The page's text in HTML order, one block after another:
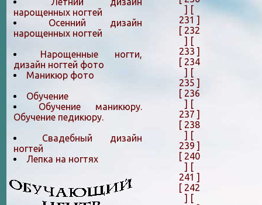
] [
231 ]
[ 232
] [
233 ]
[ 234
] [
235 ]
[ 236
] [
237 ]
[ 238
] [
239 ]
[ 240
] [
241 ]
[ 242
] [
нарощенных ногтей
Осенний дизайн
нарощенных ногтей
Нарощенные ногти,
дизайн ногтей фото
Маникюр фото
Обучение
Обучение маникюру.
Обучение педикюру.
Свадебный дизайн
ногтей
Лепка на ногтяx